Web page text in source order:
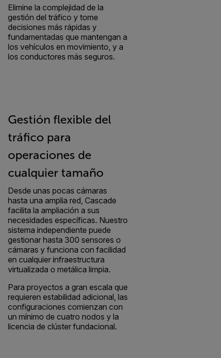
Elimine la complejidad de la
gestión del tráfico y tome
decisiones más rápidas y
fundamentadas que mantengan a
los vehículos en movimiento, y a
los conductores más seguros.
Gestión flexible del
tráfico para
operaciones de
cualquier tamaño
Desde unas pocas cámaras
hasta una amplia red, Cascade
facilita la ampliación a sus
necesidades específicas. Nuestro
sistema independiente puede
gestionar hasta 300 sensores o
cámaras y funciona con facilidad
en cualquier infraestructura
virtualizada o metálica limpia.
Para proyectos a gran escala que
requieren estabilidad adicional, las
configuraciones comienzan con
un mínimo de cuatro nodos y la
licencia de clúster fundacional.